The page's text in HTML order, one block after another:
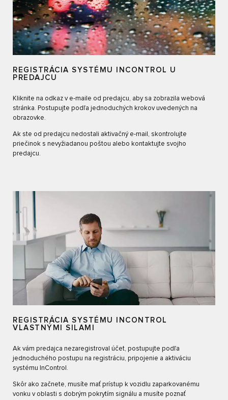
REGISTRÁCIA SYSTÉMU INCONTROL U
PREDAJCU
Kliknite na odkaz v e-maile od predajcu, aby sa zobrazila webová
stránka. Postupujte podľa jednoduchých krokov uvedených na
obrazovke.
Ak ste od predajcu nedostali aktivačný e-mail, skontrolujte
priečinok s nevyžiadanou poštou alebo kontaktujte svojho
predajcu.
REGISTRÁCIA SYSTÉMU INCONTROL
VLASTNÝMI SILAMI
Ak vám predajca nezaregistroval účet, postupujte podľa
jednoduchého postupu na registráciu, pripojenie a aktiváciu
systému InControl.
Skôr ako začnete, musíte mať prístup k vozidlu zaparkovanému
vonku v oblasti s dobrým pokrytím signálu a musíte poznať